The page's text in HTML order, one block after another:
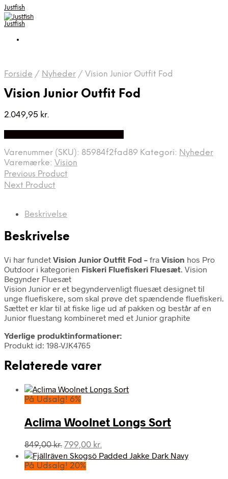
Justfish
Justfish
Forside / Nyheder / Vision Junior Outfit Fod
Vision Junior Outfit Fod
2.049,95 kr.
Varenummer (SKU): 85984f2fad89 Kategori: Nyheder
Varemærke: Vision
Previous Product
Next Product
Beskrivelse
Beskrivelse
Vi har fundet Vision Junior Outfit Fod – fra Vision hos Pro
Outdoor i kategorien Fiskeri Fluefiskeri Fluesæt. Vision
Begynder Fluesæt
Vision Junior er et begyndervenligt fluesæt designet til
unge fluefiskere, som skal prøve det spændende fluefiskeri.
Sættet er klar til at fiske lige ud af pakken og består af en
Junior fluestang kombineret med et Junior graphite
Yderlige produktinformationer:
Produkt id: 198-VJK4765
Relaterede varer
På Udsalg! 6%
Aclima Woolnet Longs Sort
849,00kr. Den
oprindelige
pris
799,00 kr.
aktuelle
På Udsalg! 20%